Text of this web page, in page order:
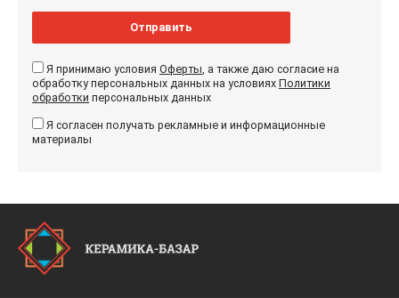
Отправить
Я принимаю условия Оферты, а также даю согласие на
обработку персональных данных на условиях Политики
обработки персональных данных
Я согласен получать рекламные и информационные
материалы